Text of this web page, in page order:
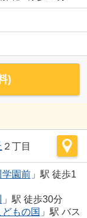
)
２丁目
学園前」駅 徒歩1
」駅 徒歩30分
どもの国 」駅 バス